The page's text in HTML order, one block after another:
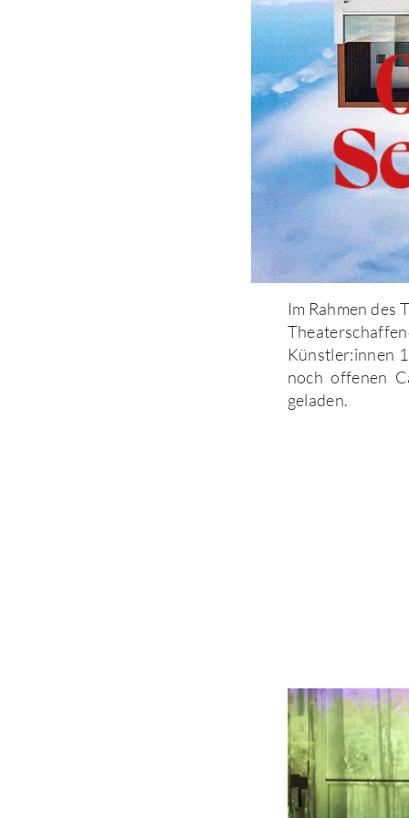
Im Rahmen des
Künstler:innen
noch offenen
geladen.